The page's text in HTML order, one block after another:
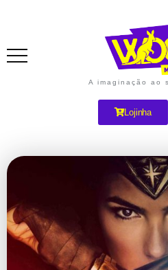
A imaginação ao
Lojinha